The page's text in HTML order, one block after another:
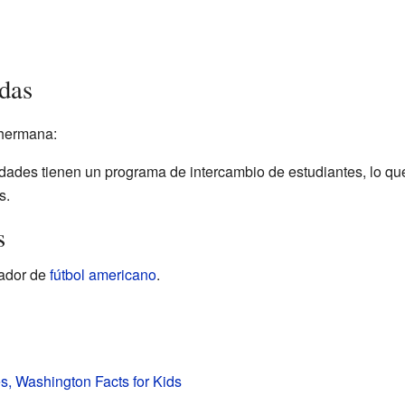
tienen un programa de intercambio de estudiantes, lo
defútbol americano.
Washington Facts for Kids